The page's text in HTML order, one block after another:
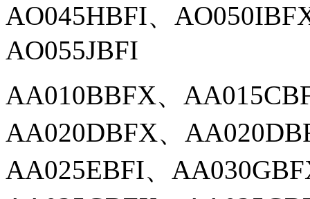
AO045HBFI、
AO055JBFI
AA010BBFX、
AA020DBFX、
AA025EBFI、